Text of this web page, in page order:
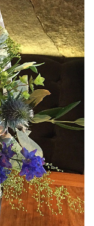
会場装花
すべてのアイテム
フラワーショップ一覧